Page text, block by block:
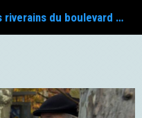
Association de défense des riverains du boulevard Fayol